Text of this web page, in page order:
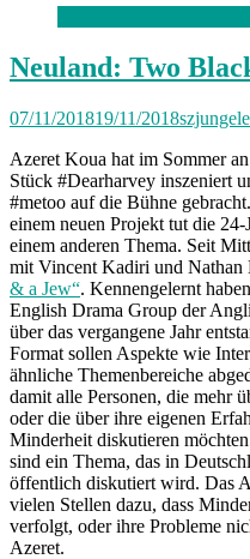
Neuland: Two
07/11/201819/11/2018
Azeret Koua hat im Sommer
Stück #Dearharvey inszeniert
#metoo auf die Bühne
einem neuen Projekt tut die
einem anderen Thema. Seit
mit Vincent Kadiri und Nathan
& a Jew“. Kennengelernt
English Drama Group der
über das vergangene Jahr
Format sollen Aspekte wie
ähnliche Themenbereiche
damit alle Personen, die mehr
oder die über ihre eigenen
Minderheit diskutieren
sind ein Thema, das in
öffentlich diskutiert wird. Das
vielen Stellen dazu, dass
verfolgt, oder ihre Probleme
Azeret.